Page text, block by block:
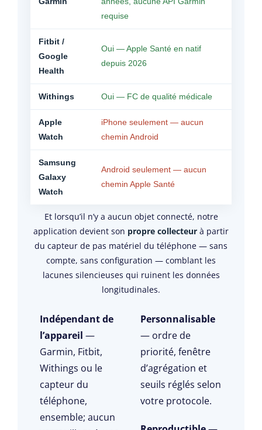
requise
Fitbit /
Google
Health
Oui — Apple Santé en natif
depuis 2026
Withings Oui — FC de qualité médicale
Apple
Watch
iPhone seulement — aucun
chemin Android
Samsung
Galaxy
Watch
Android seulement — aucun
chemin Apple Santé
Et lorsqu’il n’y a aucun objet connecté, notre
application devient son propre collecteur à partir
du capteur de pas matériel du téléphone — sans
compte, sans configuration — comblant les
lacunes silencieuses qui ruinent les données
longitudinales.
Indépendant de
l’appareil —
Garmin, Fitbit,
Withings ou le
capteur du
téléphone,
ensemble; aucun
Personnalisable
— ordre de
priorité, fenêtre
d’agrégation et
seuils réglés selon
votre protocole.